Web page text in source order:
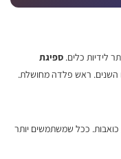
כלים.ספיגת
ראש פלדה מחושלת.
ככל שמשתמשים יותר